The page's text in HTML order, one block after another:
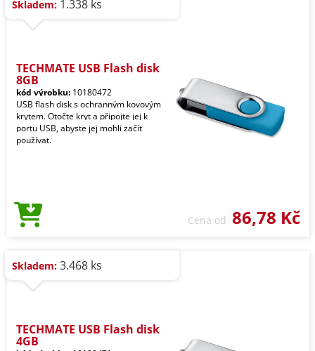
Skladem: 1.338 ks
TECHMATE USB Flash disk
8GB
kód výrobku: 10180472
USB flash disk s ochranným kovovým
krytem. Otočte kryt a připojte jej k
portu USB, abyste jej mohli začít
používat.
Cena od 86,78 Kč
Skladem: 3.468 ks
TECHMATE USB Flash disk
4GB